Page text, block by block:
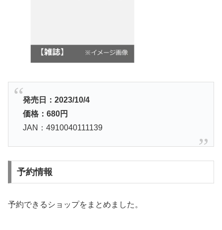
発売日：2023/10/4
価格：680円
JAN：4910040111139
予約情報
予約できるショップをまとめました。